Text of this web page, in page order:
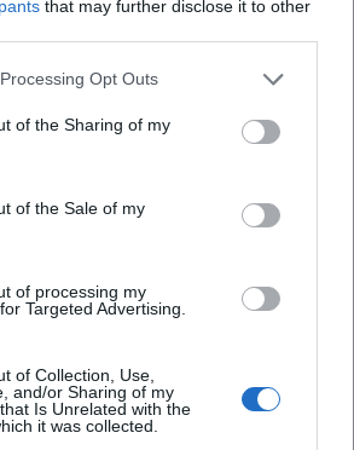
that may further disclose it to other
Opt Outs
of the Sharing of my
of the Sale of my
of processing my
Targeted Advertising.
of Collection, Use,
and/or Sharing of my
Is Unrelated with the
it was collected.
Firmen und Reisegruppen,
fundierte, aber gut verständliche
zu zweit reist, kann sich
an bereits festgelegten
sofern Plätze frei sind. Die
erfolgt unkompliziert per
Formats liegt in der hohen
und der Möglichkeit, Exponate
zu erleben: Statt allein vor
zu stehen, bekommen
narrative Führung, die die
gibt es in der Ausstellung?
Museum und wie reise ich
mit dem Maler Gerhard